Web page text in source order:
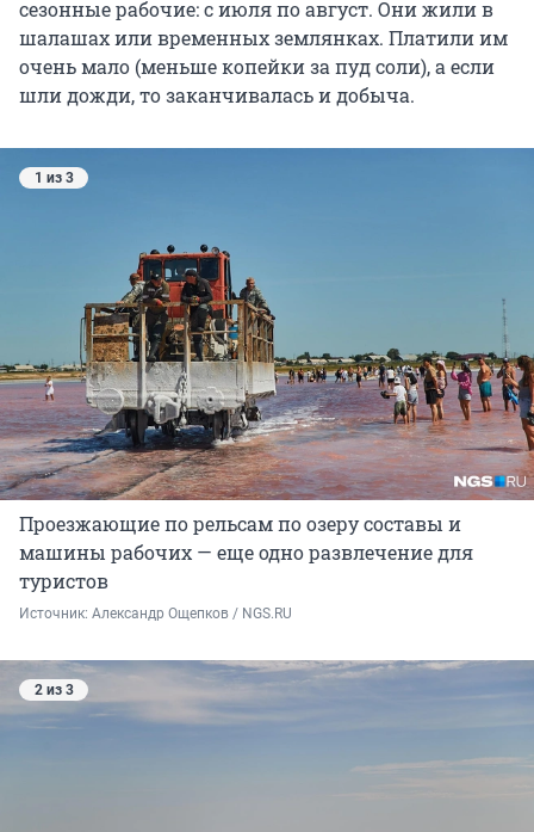
сезонные рабочие: с июля по август. Они жили в
шалашах или временных землянках. Платили им
очень мало (меньше копейки за пуд соли), а если
шли дожди, то заканчивалась и добыча.
1 из 3
Проезжающие по рельсам по озеру составы и
машины рабочих — еще одно развлечение для
туристов
Источник: Александр Ощепков / NGS.RU
2 из 3